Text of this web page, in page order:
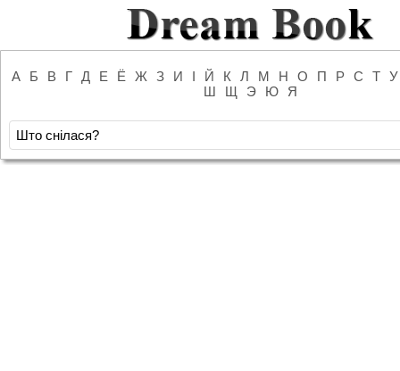
А Б В Г Д Е Ё Ж З И І Й К Л М Н О П Р С Т
У
Ш
Щ Э Ю Я